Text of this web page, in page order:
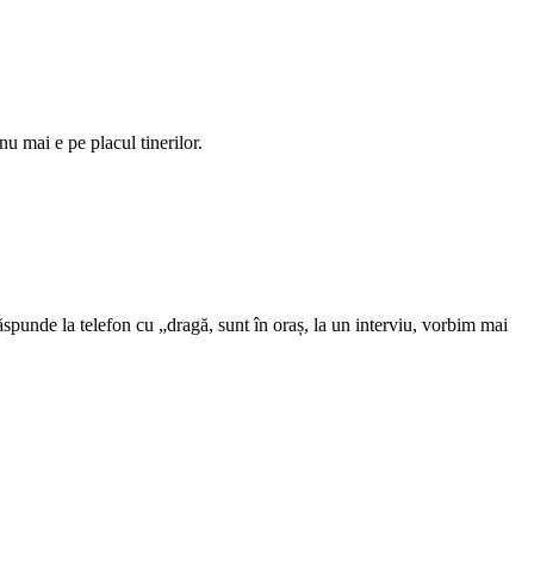
mai e pe placul tinerilor.
la telefon cu „dragă, sunt în oraș, la un interviu, vorbim mai